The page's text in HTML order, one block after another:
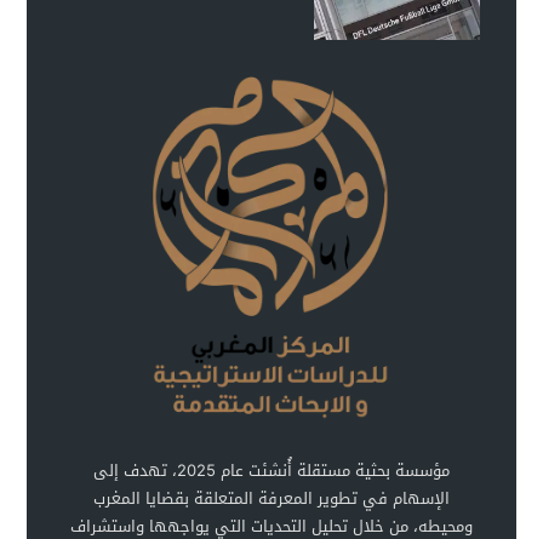
مؤسسة بحثية مستقلة أُنشئت عام 2025، تهدف إلى
الإسهام في تطوير المعرفة المتعلقة بقضايا المغرب
ومحيطه، من خلال تحليل التحديات التي يواجهها واستشراف